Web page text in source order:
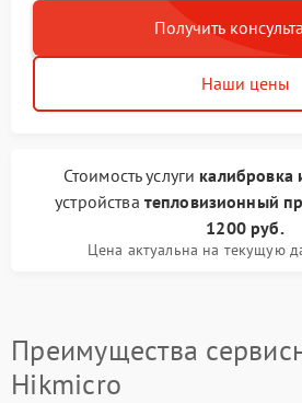
Получить
Наши цены
Стоимость услуги калибровка
устройства тепловизионный
1200 руб.
Цена актуальна на текущую
Преимущества
Hikmicro